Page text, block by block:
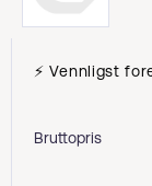
⚡ Vennligst
Bruttopris